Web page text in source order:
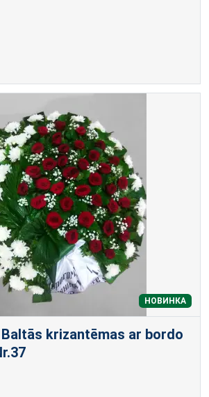
НОВИНКА
krizantēmas ar bordo